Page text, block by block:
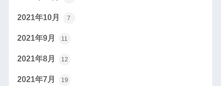
2021年10月 7
2021年9月 11
2021年8月 12
2021年7月 19